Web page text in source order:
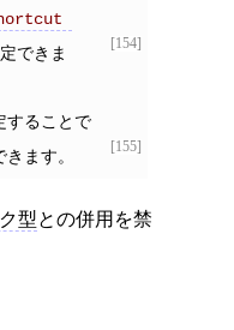
[154]
できま
[155]
することで
ます。
型との併用を禁